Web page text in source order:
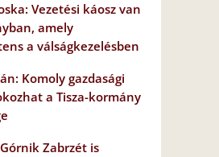
Vezetési káosz van
amely
a válságkezelésben
Komoly gazdasági
a Tisza-kormány
Zabrzét is